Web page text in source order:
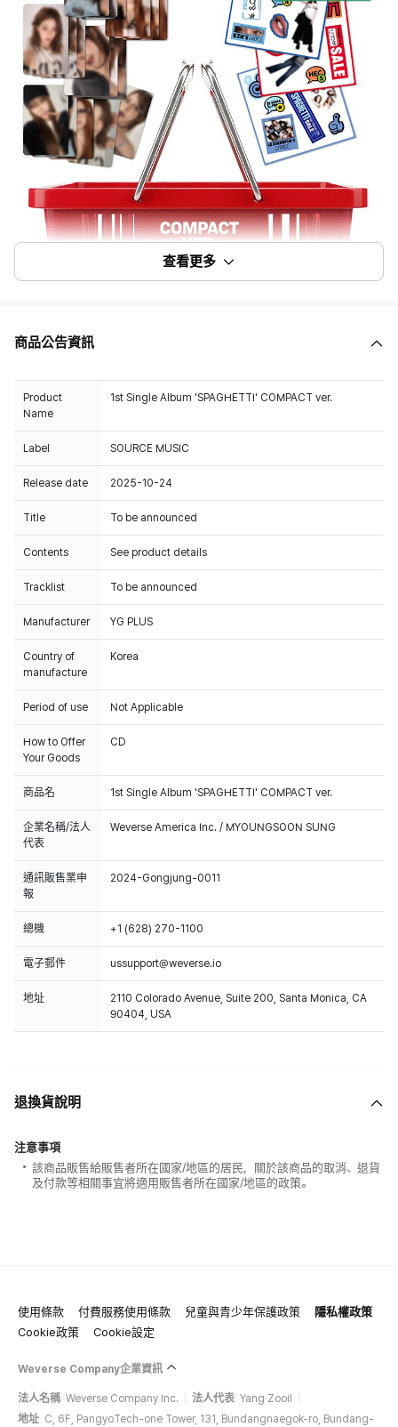
查看更多
商品公告資訊
Product
Name
1st Single Album 'SPAGHETTI' COMPACT ver.
Label SOURCE MUSIC
Release date 2025-10-24
Title To be announced
Contents See product details
Tracklist To be announced
Manufacturer YG PLUS
Country of
manufacture
Korea
Period of use Not Applicable
How to Offer
Your Goods
CD
商品名 1st Single Album 'SPAGHETTI' COMPACT ver.
企業名稱/法人
代表
Weverse America Inc. / MYOUNGSOON SUNG
通訊販售業申
報
2024-Gongjung-0011
總機 +1 (628) 270-1100
電子郵件 ussupport@weverse.io
地址
2110 Colorado Avenue, Suite 200, Santa Monica, CA
90404, USA
退換貨說明
注意事項
該商品販售給販售者所在國家/地區的居民，關於該商品的取消、退貨
及付款等相關事宜將適用販售者所在國家/地區的政策。
使用條款 付費服務使用條款 兒童與青少年保護政策
隱私權政策
Cookie政策
Cookie設定
Weverse Company企業資訊
法人名稱 Weverse Company Inc. 法人代表 Yang Zooil
地址 C, 6F, PangyoTech-one Tower, 131, Bundangnaegok-ro, Bundang-